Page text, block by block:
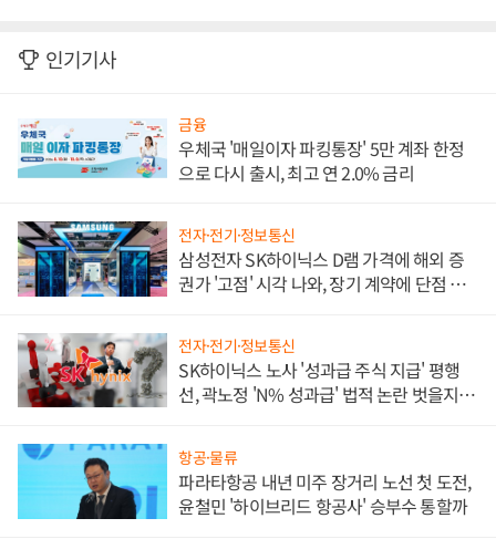
인기기사
금융
우체국 '매일이자 파킹통장' 5만 계좌 한정
으로 다시 출시, 최고 연 2.0% 금리
전자·전기·정보통신
삼성전자 SK하이닉스 D램 가격에 해외 증
권가 '고점' 시각 나와, 장기 계약에 단점 부
전자·전기·정보통신
SK하이닉스 노사 '성과급 주식 지급' 평행
선, 곽노정 'N% 성과급' 법적 논란 벗을지 주
항공·물류
파라타항공 내년 미주 장거리 노선 첫 도전,
윤철민 '하이브리드 항공사' 승부수 통할까